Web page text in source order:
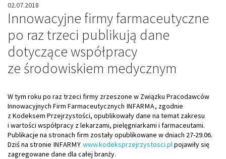
02.07.2018
Innowacyjne firmy farmaceutyczne
po raz trzeci publikują dane
dotyczące współpracy
ze środowiskiem medycznym
W tym roku po raz trzeci firmy zrzeszone w Związku Pracodawców
Innowacyjnych Firm Farmaceutycznych INFARMA, zgodnie
z Kodeksem Przejrzystości, opublikowały dane na temat zakresu
i wartości współpracy z lekarzami, pielęgniarkami i farmaceutami.
Publikacje na stronach firm zostały opublikowane w dniach 27-29.06.
Dziś na stronie INFARMY www.kodeksprzejrzystosci.plpojawiły się
zagregowane dane dla całej branży.